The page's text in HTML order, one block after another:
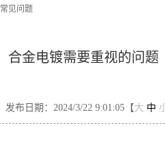
常见问题
合金电镀需要重视的问题
发布日期：2024/3/22 9:01:05【大 中